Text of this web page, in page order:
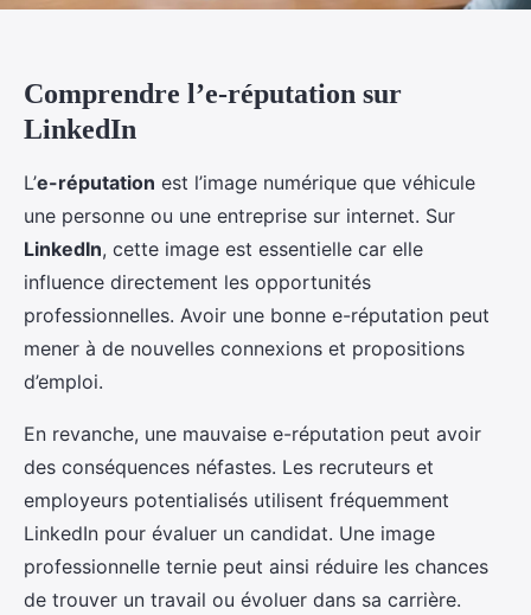
Comprendre l’e-réputation sur
LinkedIn
L’e-réputation est l’image numérique que véhicule
une personne ou une entreprise sur internet. Sur
LinkedIn, cette image est essentielle car elle
influence directement les opportunités
professionnelles. Avoir une bonne e-réputation peut
mener à de nouvelles connexions et propositions
d’emploi.
En revanche, une mauvaise e-réputation peut avoir
des conséquences néfastes. Les recruteurs et
employeurs potentialisés utilisent fréquemment
LinkedIn pour évaluer un candidat. Une image
professionnelle ternie peut ainsi réduire les chances
de trouver un travail ou évoluer dans sa carrière.